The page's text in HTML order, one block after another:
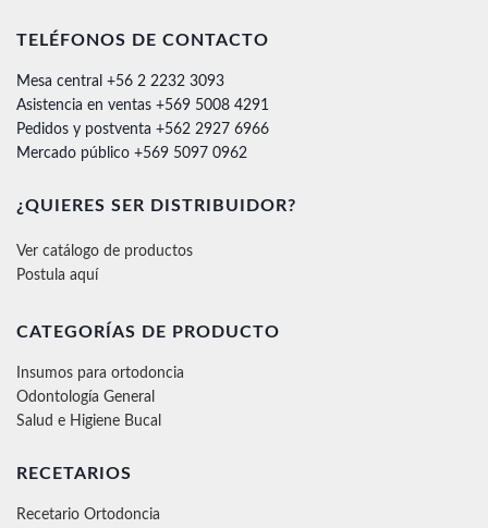
TELÉFONOS DE CONTACTO
Mesa central +56 2 2232 3093
Asistencia en ventas +569 5008 4291
Pedidos y postventa +562 2927 6966
Mercado público +569 5097 0962
¿QUIERES SER DISTRIBUIDOR?
Ver catálogo de productos
Postula aquí
CATEGORÍAS DE PRODUCTO
Insumos para ortodoncia
Odontología General
Salud e Higiene Bucal
RECETARIOS
Recetario Ortodoncia